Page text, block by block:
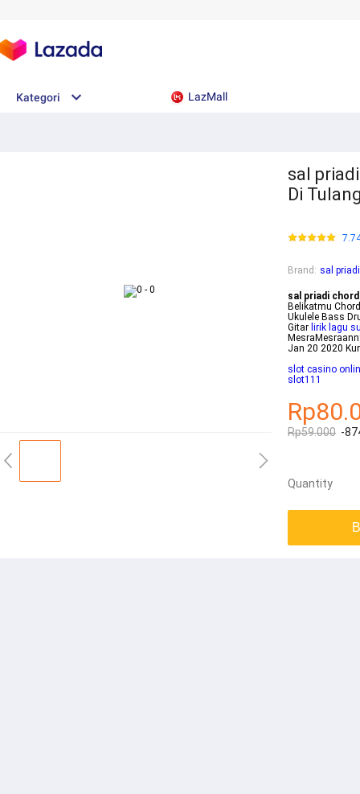
Kategori LazMall
sal
Di
Brand : sal
sal priadi chord
Belikatmu
Ukulele Bass
Gitar lirik lagu
Jan 20 2020
slot casino
slot111
Rp59.000 -
Quantity